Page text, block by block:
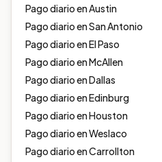
Pago diario enAustin
Pago diario enSan Antonio
Pago diario enEl Paso
Pago diario enMcAllen
Pago diario enDallas
Pago diario enEdinburg
Pago diario enHouston
Pago diario enWeslaco
Pago diario enCarrollton